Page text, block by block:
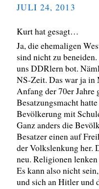
JULI 24, 2013
Kurt hat gesagt…
Ja, die ehemaligen
sind nicht zu
uns DDRlern bot.
NS-Zeit. Das war ja in
Anfang der 70er Jahre
Besatzungsmacht
Bevölkerung mit
Ganz anders die
Besatzer einen auf
der Volkslenkung her.
neu. Religionen
Es kann also nicht
und sich an Hitler und